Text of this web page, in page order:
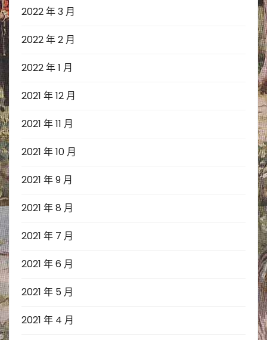
2022 年 3 月
2022 年 2 月
2022 年 1 月
2021 年 12 月
2021 年 11 月
2021 年 10 月
2021 年 9 月
2021 年 8 月
2021 年 7 月
2021 年 6 月
2021 年 5 月
2021 年 4 月